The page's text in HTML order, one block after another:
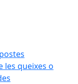
les queixes o